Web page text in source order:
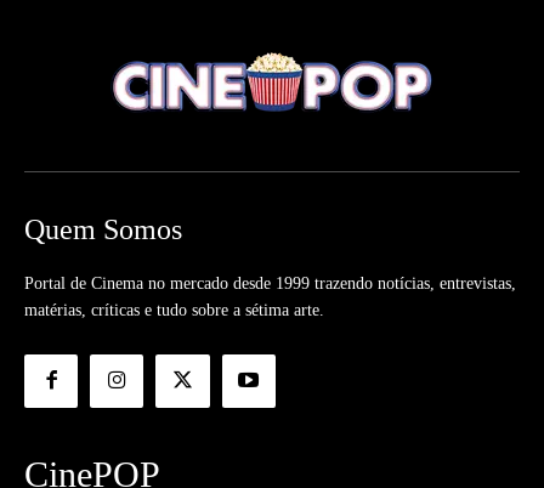
Quem Somos
Portal de Cinema no mercado desde 1999 trazendo notícias, entrevistas,
matérias, críticas e tudo sobre a sétima arte.
CinePOP